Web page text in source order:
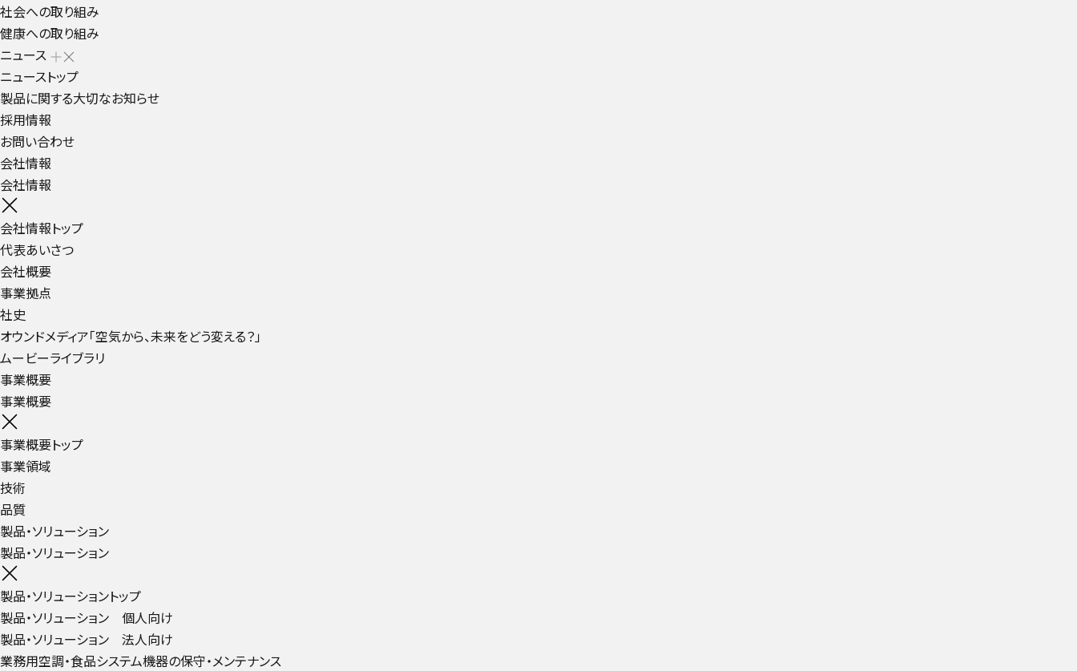
社会への取り組み
健康への取り組み
ニュース
ニューストップ
製品に関する大切なお知らせ
採用情報
お問い合わせ
会社情報
会社情報
会社情報トップ
代表あいさつ
会社概要
事業拠点
社史
オウンドメディア「空気から、未来をどう変える？」
ムービーライブラリ
事業概要
事業概要
事業概要トップ
事業領域
技術
品質
製品・ソリューション
製品・ソリューション
製品・ソリューショントップ
製品・ソリューション 個人向け
製品・ソリューション 法人向け
業務用空調・食品システム機器の保守・メンテナンス